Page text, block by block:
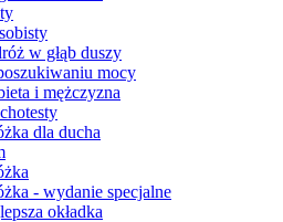
w głąb duszy
mocy
i mężczyzna
dla ducha
- wydanie specjalne
okładka